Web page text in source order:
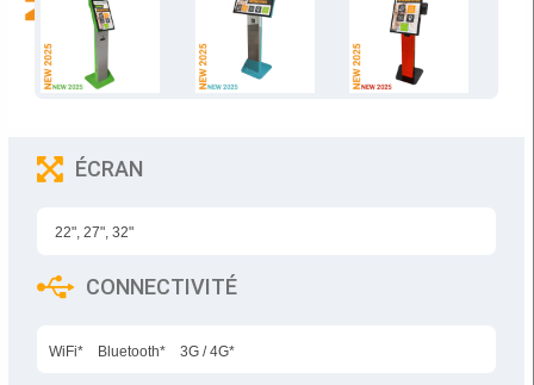
ÉCRAN
22", 27", 32"
CONNECTIVITÉ
WiFi* Bluetooth* 3G / 4G*